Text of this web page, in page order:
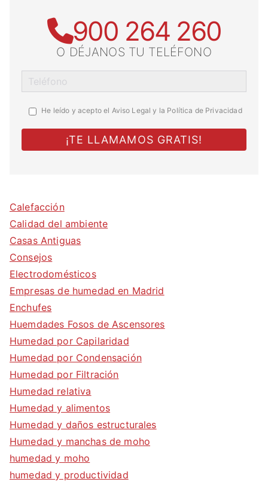
900 264 260
O DÉJANOS TU TELÉFONO
He leído y acepto el Aviso Legal y la Política de Privacidad
Calefacción
Calidad del ambiente
Casas Antiguas
Consejos
Electrodomésticos
Empresas de humedad en Madrid
Enchufes
Huemdades Fosos de Ascensores
Humedad por Capilaridad
Humedad por Condensación
Humedad por Filtración
Humedad relativa
Humedad y alimentos
Humedad y daños estructurales
Humedad y manchas de moho
humedad y moho
humedad y productividad